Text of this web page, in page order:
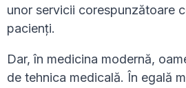
unor servicii corespunzătoare
pacienți.
Dar, în medicina modernă,
de tehnica medicală. În egală